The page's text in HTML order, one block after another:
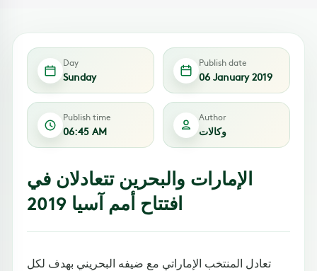
Day
Sunday
Publish date
06 January 2019
Publish time
06:45 AM
Author
وكالات
الإمارات والبحرين تتعادلان في
افتتاح أمم آسيا 2019
تعادل المنتخب الإماراتي مع ضيفه البحريني بهدف لكل